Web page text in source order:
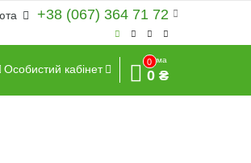
+38 (067) 364 71 72
Особистий кабінет
0
Сума
0 ₴